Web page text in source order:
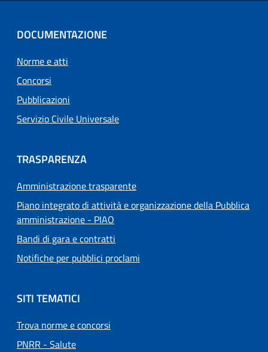
DOCUMENTAZIONE
Norme e atti
Concorsi
Pubblicazioni
Servizio Civile Universale
TRASPARENZA
Amministrazione trasparente
Piano integrato di attività e organizzazione della Pubblica
amministrazione - PIAO
Bandi di gara e contratti
Notifiche per pubblici proclami
SITI TEMATICI
Trova norme e concorsi
PNRR - Salute